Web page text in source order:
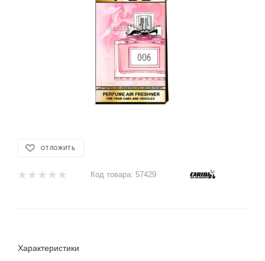
ОТЛОЖИТЬ
Код товара: 57429
Характеристики